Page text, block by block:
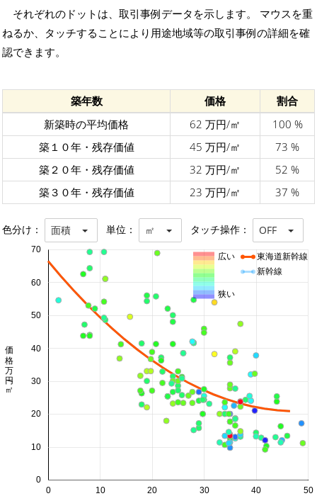
それぞれのドットは、取引事例データを示します。 マウスを重
ねるか、タッチすることにより用途地域等の取引事例の詳細を確
認できます。
築年数 価格
割合
新築時の平均価格
62 万円/㎡
100 %
築１０年・残存価値
45 万円/㎡
73 %
築２０年・残存価値
32 万円/㎡
52 %
築３０年・残存価値
23 万円/㎡ 37 %
色分け： 面積 単位： ㎡ タッチ操作： OFF
0 10 20 30 40 50
0
10
20
30
40
50
60
70
価格 万円/㎡
東海道新幹線
新幹線
広い
狭い